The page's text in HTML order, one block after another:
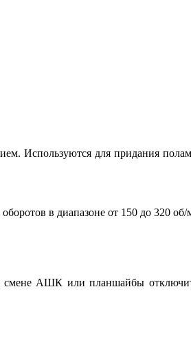
Используются для придания
в диапазоне от 150 до 320 об/
смене АШК или планшайбы